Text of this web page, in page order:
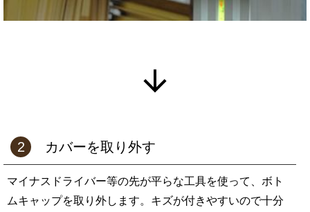
2 カバーを取り外す
マイナスドライバー等の先が平らな工具を使って、ボト
ムキャップを取り外します。キズが付きやすいので十分